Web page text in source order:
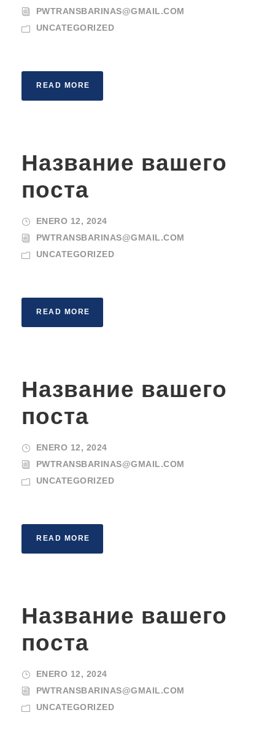
PWTRANSBARINAS@GMAIL.COM
UNCATEGORIZED
READ MORE
Название вашего
поста
ENERO 12, 2024
PWTRANSBARINAS@GMAIL.COM
UNCATEGORIZED
READ MORE
Название вашего
поста
ENERO 12, 2024
PWTRANSBARINAS@GMAIL.COM
UNCATEGORIZED
READ MORE
Название вашего
поста
ENERO 12, 2024
PWTRANSBARINAS@GMAIL.COM
UNCATEGORIZED